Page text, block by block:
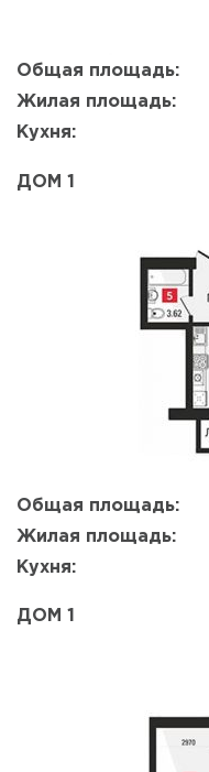
Общая площадь:
Жилая площадь:
Кухня:
ДОМ 1
Общая площадь:
Жилая площадь:
Кухня:
ДОМ 1